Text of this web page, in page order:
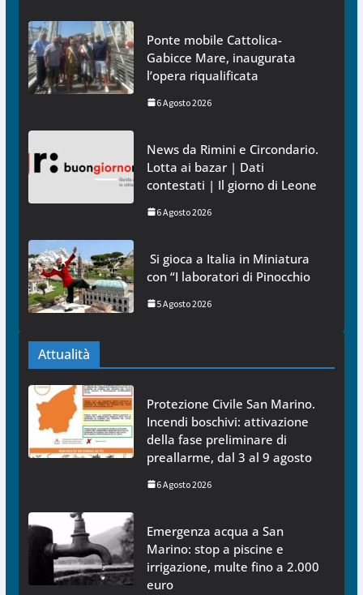
Ponte mobile Cattolica-
Gabicce Mare, inaugurata
l’opera riqualificata
6 Agosto 2026
News da Rimini e Circondario.
Lotta ai bazar | Dati
contestati | Il giorno di Leone
6 Agosto 2026
Si gioca a Italia in Miniatura
con “I laboratori di Pinocchio
5 Agosto 2026
Attualità
Protezione Civile San Marino.
Incendi boschivi: attivazione
della fase preliminare di
preallarme, dal 3 al 9 agosto
6 Agosto 2026
Emergenza acqua a San
Marino: stop a piscine e
irrigazione, multe fino a 2.000
euro